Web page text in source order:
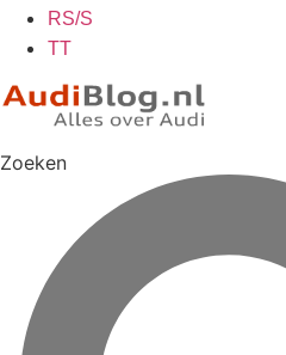
RS/S
TT
Zoeken